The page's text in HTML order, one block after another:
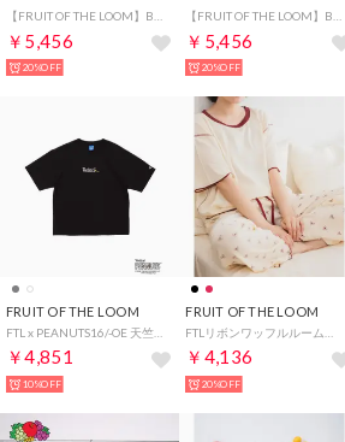
￥5,456
20%OFF
￥5,456
20%OFF
FRUIT OF THE LOOM
￥4,851
10%OFF
FRUIT OF THE LOOM
￥4,136
20%OFF